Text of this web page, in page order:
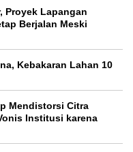
Proyek Lapangan
Berjalan Meski
Kebakaran Lahan 10
Mendistorsi Citra
Institusi karena